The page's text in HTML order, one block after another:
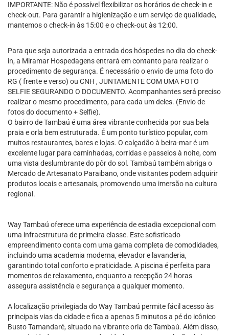
IMPORTANTE: Não é possível flexibilizar os horários de check-in e
check-out. Para garantir a higienização e um serviço de qualidade,
mantemos o check-in às 15:00 e o check-out às 12:00.
Para que seja autorizada a entrada dos hóspedes no dia do check-
in, a Miramar Hospedagens entrará em contanto para realizar o
procedimento de segurança. É necessário o envio de uma foto do
RG ( frente e verso) ou CNH , JUNTAMENTE COM UMA FOTO
SELFIE SEGURANDO O DOCUMENTO. Acompanhantes será preciso
realizar o mesmo procedimento, para cada um deles. (Envio de
fotos do documento + Selfie).
O bairro de Tambaú é uma área vibrante conhecida por sua bela
praia e orla bem estruturada. É um ponto turístico popular, com
muitos restaurantes, bares e lojas. O calçadão à beira-mar é um
excelente lugar para caminhadas, corridas e passeios à noite, com
uma vista deslumbrante do pôr do sol. Tambaú também abriga o
Mercado de Artesanato Paraibano, onde visitantes podem adquirir
produtos locais e artesanais, promovendo uma imersão na cultura
regional.
Way Tambaú oferece uma experiência de estadia excepcional com
uma infraestrutura de primeira classe. Este sofisticado
empreendimento conta com uma gama completa de comodidades,
incluindo uma academia moderna, elevador e lavanderia,
garantindo total conforto e praticidade. A piscina é perfeita para
momentos de relaxamento, enquanto a recepção 24 horas
assegura assistência e segurança a qualquer momento.
A localização privilegiada do Way Tambaú permite fácil acesso às
principais vias da cidade e fica a apenas 5 minutos a pé do icônico
Busto Tamandaré, situado na vibrante orla de Tambaú. Além disso,